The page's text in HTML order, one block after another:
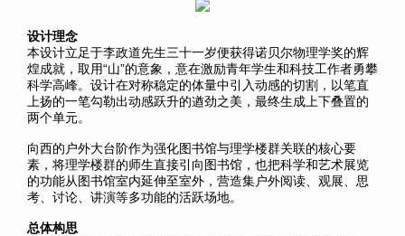
设计理念
本设计立足于李政道先生三十一岁便获得诺贝尔物理学奖的辉
煌成就，取用“山”的意象，意在激励青年学生和科技工作者勇攀
科学高峰。设计在对称稳定的体量中引入动感的切割，以笔直
上扬的一笔勾勒出动感跃升的遒劲之美，最终生成上下叠置的
两个单元。
向西的户外大台阶作为强化图书馆与理学楼群关联的核心要
素，将理学楼群的师生直接引向图书馆，也把科学和艺术展览
的功能从图书馆室内延伸至室外，营造集户外阅读、观展、思
考、讨论、讲演等多功能的活跃场地。
总体构思